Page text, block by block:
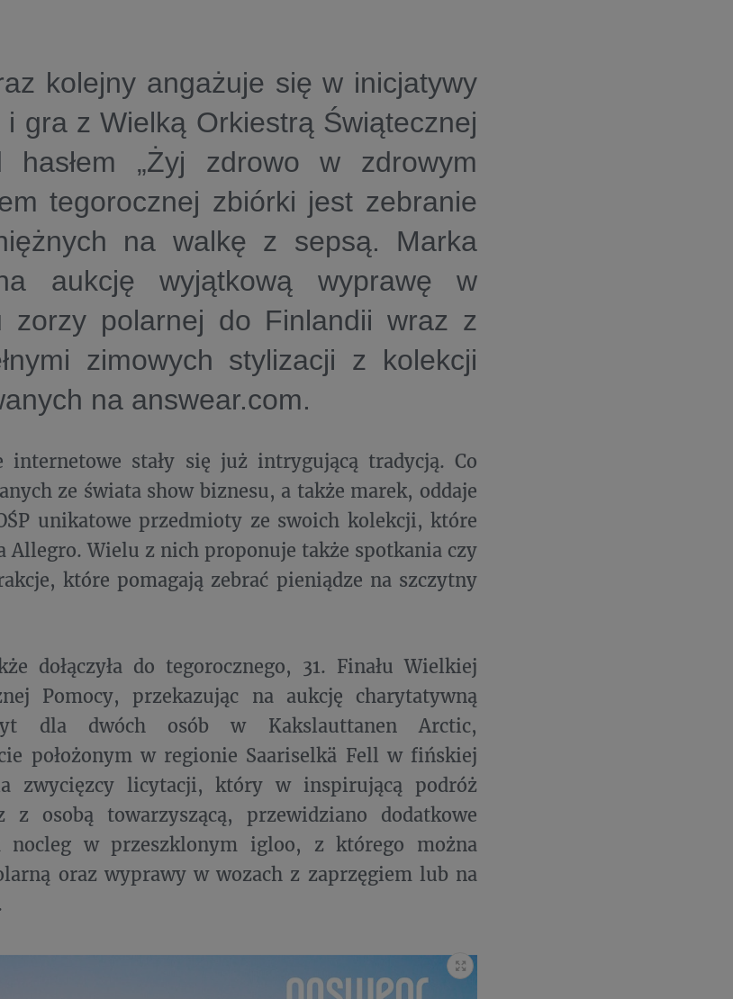
kolejny angażuje się w inicjatywy
gra z Wielką Orkiestrą Świątecznej
hasłem „Żyj zdrowo w zdrowym
tegorocznej zbiórki jest zebranie
na walkę z sepsą. Marka
aukcję wyjątkową wyprawę w
zorzy polarnej do Finlandii wraz z
zimowych stylizacji z kolekcji
na answear.com.
internetowe stały się już intrygującą tradycją. Co
ze świata show biznesu, a także marek, oddaje
unikatowe przedmioty ze swoich kolekcji, które
Allegro. Wielu z nich proponuje także spotkania czy
które pomagają zebrać pieniądze na szczytny
dołączyła do tegorocznego, 31. Finału Wielkiej
Pomocy, przekazując na aukcję charytatywną
dla dwóch osób w Kakslauttanen Arctic,
położonym w regionie Saariselkä Fell w fińskiej
zwycięzcy licytacji, który w inspirującą podróż
osobą towarzyszącą, przewidziano dodatkowe
nocleg w przeszklonym igloo, z którego można
oraz wyprawy w wozach z zaprzęgiem lub na